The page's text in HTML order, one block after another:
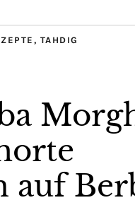
, TAHDIG
auf